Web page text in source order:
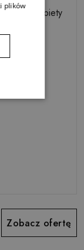
Zobacz ofertę
plików